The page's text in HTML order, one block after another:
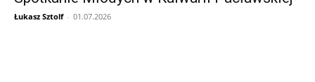
Łukasz Sztolf - 01.07.2026